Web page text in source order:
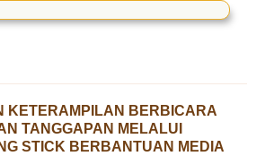
KETERAMPILAN BERBICARA
TANGGAPAN MELALUI
STICK BERBANTUAN MEDIA